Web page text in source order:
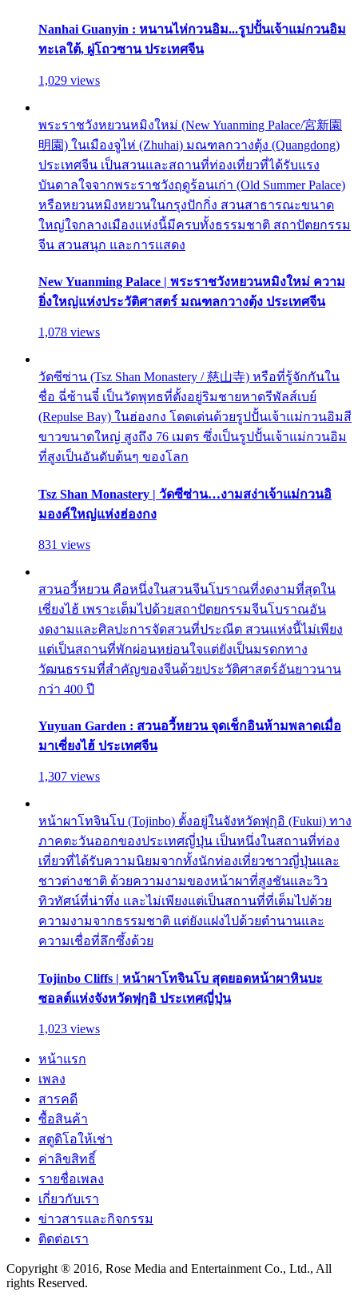
Nanhai Guanyin : หนานไห่กวนอิม...รูปปั้นเจ้าแม่กวนอิม
ทะเลใต้, ผู่โถวซาน ประเทศจีน
1,029 views
พระราชวังหยวนหมิงใหม่ (New Yuanming Palace/宮新園
明園) ในเมืองจูไห่ (Zhuhai) มณฑลกวางตุ้ง (Quangdong)
ประเทศจีน เป็นสวนและสถานที่ท่องเที่ยวที่ได้รับแรง
บันดาลใจจากพระราชวังฤดูร้อนเก่า (Old Summer Palace)
หรือหยวนหมิงหยวนในกรุงปักกิ่ง สวนสาธารณะขนาด
ใหญ่ใจกลางเมืองแห่งนี้มีครบทั้งธรรมชาติ สถาปัตยกรรม
จีน สวนสนุก และการแสดง
New Yuanming Palace | พระราชวังหยวนหมิงใหม่ ความ
ยิ่งใหญ่แห่งประวัติศาสตร์ มณฑลกวางตุ้ง ประเทศจีน
1,078 views
วัดซีซ่าน (Tsz Shan Monastery / 慈山寺) หรือที่รู้จักกันใน
ชื่อ ฉี่ซ้านจี๋ เป็นวัดพุทธที่ตั้งอยู่ริมชายหาดรีพัลส์เบย์
(Repulse Bay) ในฮ่องกง โดดเด่นด้วยรูปปั้นเจ้าแม่กวนอิมสี
ขาวขนาดใหญ่ สูงถึง 76 เมตร ซึ่งเป็นรูปปั้นเจ้าแม่กวนอิม
ที่สูงเป็นอันดับต้นๆ ของโลก
Tsz Shan Monastery | วัดซีซ่าน…งามสง่าเจ้าแม่กวนอิ
มองค์ใหญ่แห่งฮ่องกง
831 views
สวนอวี้หยวน คือหนึ่งในสวนจีนโบราณที่งดงามที่สุดใน
เซี่ยงไฮ้ เพราะเต็มไปด้วยสถาปัตยกรรมจีนโบราณอัน
งดงามและศิลปะการจัดสวนที่ประณีต สวนแห่งนี้ไม่เพียง
แต่เป็นสถานที่พักผ่อนหย่อนใจแต่ยังเป็นมรดกทาง
วัฒนธรรมที่สำคัญของจีนด้วยประวัติศาสตร์อันยาวนาน
กว่า 400 ปี
Yuyuan Garden : สวนอวี้หยวน จุดเช็กอินห้ามพลาดเมื่อ
มาเซี่ยงไฮ้ ประเทศจีน
1,307 views
หน้าผาโทจินโบ (Tojinbo) ตั้งอยู่ในจังหวัดฟุกุอิ (Fukui) ทาง
ภาคตะวันออกของประเทศญี่ปุ่น เป็นหนึ่งในสถานที่ท่อง
เที่ยวที่ได้รับความนิยมจากทั้งนักท่องเที่ยวชาวญี่ปุ่นและ
ชาวต่างชาติ ด้วยความงามของหน้าผาที่สูงชันและวิว
ทิวทัศน์ที่น่าทึ่ง และไม่เพียงแต่เป็นสถานที่ที่เต็มไปด้วย
ความงามจากธรรมชาติ แต่ยังแฝงไปด้วยตำนานและ
ความเชื่อที่ลึกซึ้งด้วย
Tojinbo Cliffs | หน้าผาโทจินโบ สุดยอดหน้าผาหินบะ
ซอลต์แห่งจังหวัดฟุกุอิ ประเทศญี่ปุ่น
1,023 views
หน้าแรก
เพลง
สารคดี
ซื้อสินค้า
สตูดิโอให้เช่า
ค่าลิขสิทธิ์
รายชื่อเพลง
เกี่ยวกับเรา
ข่าวสารและกิจกรรม
ติดต่อเรา
Copyright ® 2016, Rose Media and Entertainment Co., Ltd., All
rights Reserved.